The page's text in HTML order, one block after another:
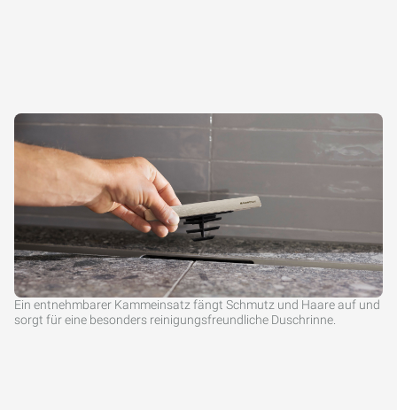
Ein entnehmbarer Kammeinsatz fängt Schmutz und Haare auf und
sorgt für eine besonders reinigungsfreundliche Duschrinne.